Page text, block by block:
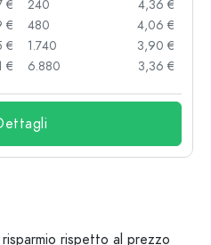
€
€
€
€
240
4,36 €
480
4,06 €
1.740
3,90 €
6.880
3,36 €
rispetto al prezzo